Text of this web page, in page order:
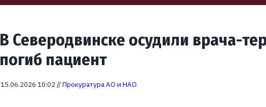
В Северодвинске осудили врача-
погиб пациент
15.06.2026 10:02 //Прокуратура АО и НАО